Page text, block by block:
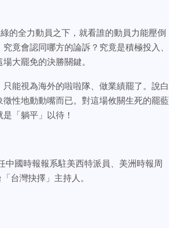
的全力動員之下，就看誰的動員力能壓倒
竟會認同哪方的論訴？究竟是積極投入、
大罷免的決勝關鍵。
能視為海外的啦啦隊、做業績罷了。說白
性地動動嘴而已。對這場攸關生死的罷藍
「躺平」以待！
中國時報報系駐美西特派員、美洲時報周
台灣抉擇」主持人。